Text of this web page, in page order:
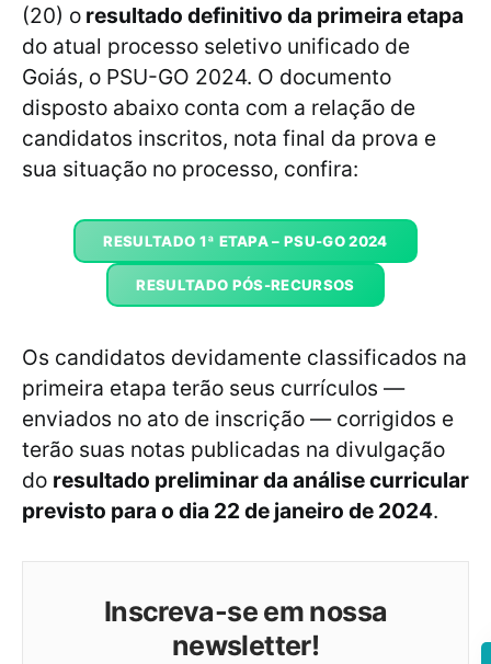
(20) o resultado definitivo da primeira etapa
do atual processo seletivo unificado de
Goiás, o PSU-GO 2024. O documento
disposto abaixo conta com a relação de
candidatos inscritos, nota final da prova e
sua situação no processo, confira:
RESULTADO 1ª ETAPA – PSU-GO 2024
RESULTADO PÓS-RECURSOS
Os candidatos devidamente classificados na
primeira etapa terão seus currículos —
enviados no ato de inscrição — corrigidos e
terão suas notas publicadas na divulgação
do resultado preliminar da análise curricular
previsto para o dia 22 de janeiro de 2024.
Inscreva-se em nossa
newsletter!